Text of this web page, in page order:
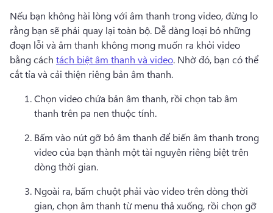
Nếu bạn không hài lòng với âm thanh trong video, đừng lo
rằng bạn sẽ phải quay lại toàn bộ. Dễ dàng loại bỏ những
đoạn lỗi và âm thanh không mong muốn ra khỏi video
bằng cách tách biệt âm thanh và video. Nhờ đó, bạn có thể
cắt tỉa và cải thiện riêng bản âm thanh.
Chọn video chứa bản âm thanh, rồi chọn tab âm
thanh trên pa nen thuộc tính.
Bấm vào nút gỡ bỏ âm thanh để biến âm thanh trong
video của bạn thành một tài nguyên riêng biệt trên
dòng thời gian.
Ngoài ra, bấm chuột phải vào video trên dòng thời
gian, chọn âm thanh từ menu thả xuống, rồi chọn gỡ